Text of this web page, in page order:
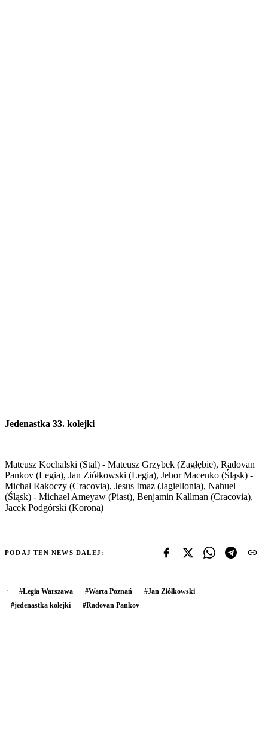
Jedenastka 33. kolejki
Mateusz Kochalski (Stal) - Mateusz Grzybek (Zagłębie), Radovan
Pankov (Legia), Jan Ziółkowski (Legia), Jehor Macenko (Śląsk) -
Michał Rakoczy (Cracovia), Jesus Imaz (Jagiellonia), Nahuel
(Śląsk) - Michael Ameyaw (Piast), Benjamin Kallman (Cracovia),
Jacek Podgórski (Korona)
PODAJ TEN NEWS DALEJ:
#Legia Warszawa #Warta Poznań #Jan Ziółkowski
#jedenastka kolejki #Radovan Pankov